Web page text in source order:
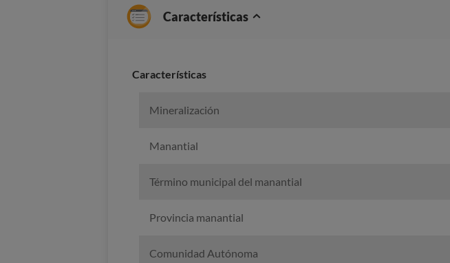
Características
Caracterí­sticas
Mineralización
Manantial
Término municipal del manantial
Provincia manantial
Comunidad Autónoma